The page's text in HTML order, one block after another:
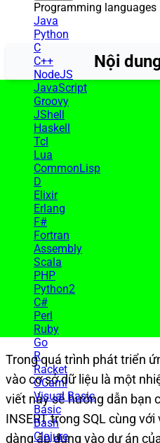
Programming languages
Java
Python
C
C++
NodeJS
JavaScript
Groovy
JShell
Haskell
Tcl
Lua
CommonLisp
D
Elixir
Erlang
F#
Fortran
Assembly
Scala
PHP
Python2
C#
Perl
Ruby
Go
R
Racket
OCaml
Visual Basic
Basic
Bash
Clojure
Nội
Trong quá trình phát triển
vào cơ sở dữ liệu là một
viết này sẽ hướng dẫn bạn
INSERT trong SQL cùng
dàng áp dụng vào dự án